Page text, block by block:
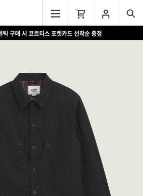
구매 시 코르티스 포켓카드 선착순 증정